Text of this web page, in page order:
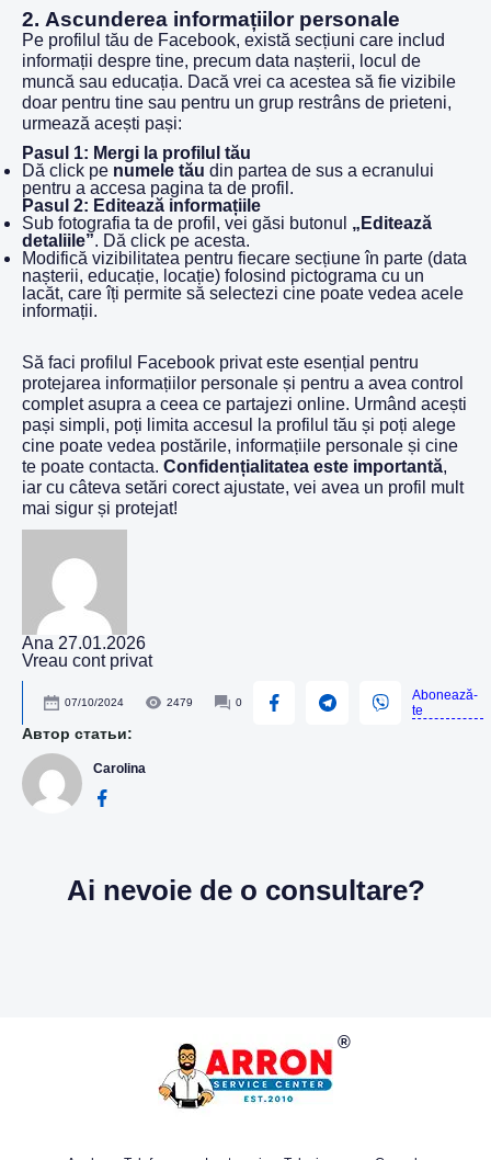
2. Ascunderea informațiilor personale
Pe profilul tău de Facebook, există secțiuni care includ
informații despre tine, precum data nașterii, locul de
muncă sau educația. Dacă vrei ca acestea să fie vizibile
doar pentru tine sau pentru un grup restrâns de prieteni,
urmează acești pași:
Pasul 1: Mergi la profilul tău
Dă click pe numele tău din partea de sus a ecranului
pentru a accesa pagina ta de profil.
Pasul 2: Editează informațiile
Sub fotografia ta de profil, vei găsi butonul „Editează
detaliile”. Dă click pe acesta.
Modifică vizibilitatea pentru fiecare secțiune în parte (data
nașterii, educație, locație) folosind pictograma cu un
lacăt, care îți permite să selectezi cine poate vedea acele
informații.
Să faci profilul Facebook privat este esențial pentru
protejarea informațiilor personale și pentru a avea control
complet asupra a ceea ce partajezi online. Urmând acești
pași simpli, poți limita accesul la profilul tău și poți alege
cine poate vedea postările, informațiile personale și cine
te poate contacta. Confidențialitatea este importantă,
iar cu câteva setări corect ajustate, vei avea un profil mult
mai sigur și protejat!
Ana 27.01.2026
Vreau cont privat
07/10/2024 2479 0
Abonează-
te
Автор статьи:
Carolina
Ai nevoie de o consultare?